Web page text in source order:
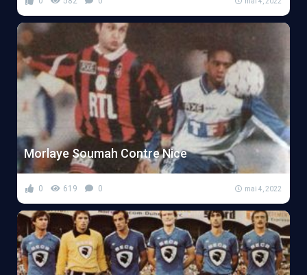
Morlaye Soumah Contre Nice
0 619 0 mai 4, 2022